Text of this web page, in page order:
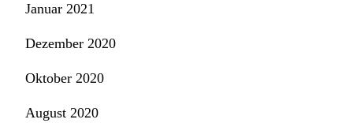
Januar 2021
Dezember 2020
Oktober 2020
August 2020